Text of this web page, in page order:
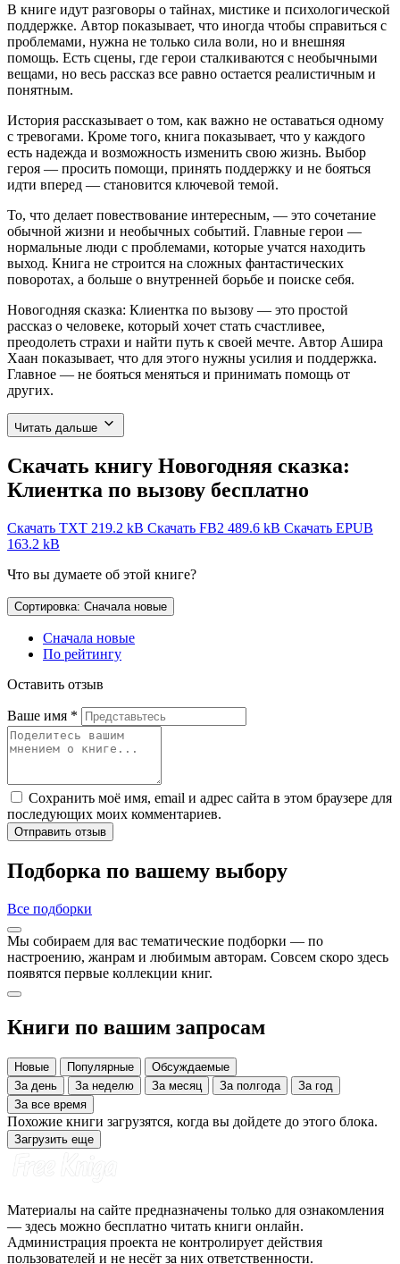
В книге идут разговоры о тайнах, мистике и психологической
поддержке. Автор показывает, что иногда чтобы справиться с
проблемами, нужна не только сила воли, но и внешняя
помощь. Есть сцены, где герои сталкиваются с необычными
вещами, но весь рассказ все равно остается реалистичным и
понятным.
История рассказывает о том, как важно не оставаться одному
с тревогами. Кроме того, книга показывает, что у каждого
есть надежда и возможность изменить свою жизнь. Выбор
героя — просить помощи, принять поддержку и не бояться
идти вперед — становится ключевой темой.
То, что делает повествование интересным, — это сочетание
обычной жизни и необычных событий. Главные герои —
нормальные люди с проблемами, которые учатся находить
выход. Книга не строится на сложных фантастических
поворотах, а больше о внутренней борьбе и поиске себя.
Новогодняя сказка: Клиентка по вызову — это простой
рассказ о человеке, который хочет стать счастливее,
преодолеть страхи и найти путь к своей мечте. Автор Ашира
Хаан показывает, что для этого нужны усилия и поддержка.
Главное — не бояться меняться и принимать помощь от
других.
Читать дальше
Скачать книгу Новогодняя сказка:
Клиентка по вызову бесплатно
Скачать TXT 219.2 kB Скачать FB2 489.6 kB Скачать EPUB
163.2 kB
Что вы думаете об этой книге?
Сортировка: Сначала новые
Сначала новые
По рейтингу
Оставить отзыв
Ваше имя *
Сохранить моё имя, email и адрес сайта в этом браузере для
последующих моих комментариев.
Отправить отзыв
Подборка по вашему выбору
Все подборки
Мы собираем для вас тематические подборки — по
настроению, жанрам и любимым авторам. Совсем скоро здесь
появятся первые коллекции книг.
Книги по вашим запросам
Новые Популярные
Обсуждаемые
За день
За неделю За месяц За полгода
За год
За все время
Похожие книги загрузятся, когда вы дойдете до этого блока.
Загрузить еще
Материалы на сайте предназначены только для ознакомления
— здесь можно бесплатно читать книги онлайн.
Администрация проекта не контролирует действия
пользователей и не несёт за них ответственности.